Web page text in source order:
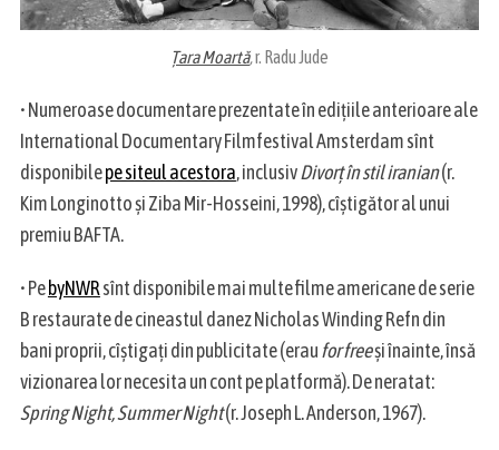
Țara Moartă,r. Radu Jude
• Numeroase documentare prezentate în edițiile anterioare ale
International Documentary Filmfestival Amsterdam sînt
disponibilepe siteul acestora, inclusivDivorț în stil iranian(r.
Kim Longinotto și Ziba Mir-Hosseini, 1998), cîștigător al unui
premiu BAFTA.
• PebyNWRsînt disponibile mai multe filme americane de serie
B restaurate de cineastul danez Nicholas Winding Refn din
bani proprii, cîștigați din publicitate (eraufor freeși înainte, însă
vizionarea lor necesita un cont pe platformă). De neratat:
Spring Night, Summer Night(r. Joseph L. Anderson, 1967).